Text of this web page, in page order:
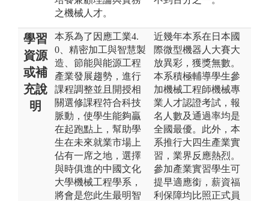
之機械人才。
學習
資源
或補
充說
明
本系為了因應工業4.
0、精密加工與智慧製
造、節能與能源工程
產業發展趨勢，進行
課程調整並且開授相
關選修課程符合科技
脈動，使學生能夠贏
在起跑點上，幫助學
生在未來就業市場上
佔有一席之地，選擇
與時俱進的中國文化
大學機械工程學系，
將會是您此生最明智
近幾年本系在日本國
際微型機器人大賽大
放異彩，獲獎無數。
本系積極輔導學生參
加機械工程師機械專
業人才認證考試，報
名人數及通過率均是
全國最優。此外，本
系推行大四生產業實
習，業界反應熱烈。
參加產業實習學生可
提早適應銜，薪資福
利保障均比照正式員